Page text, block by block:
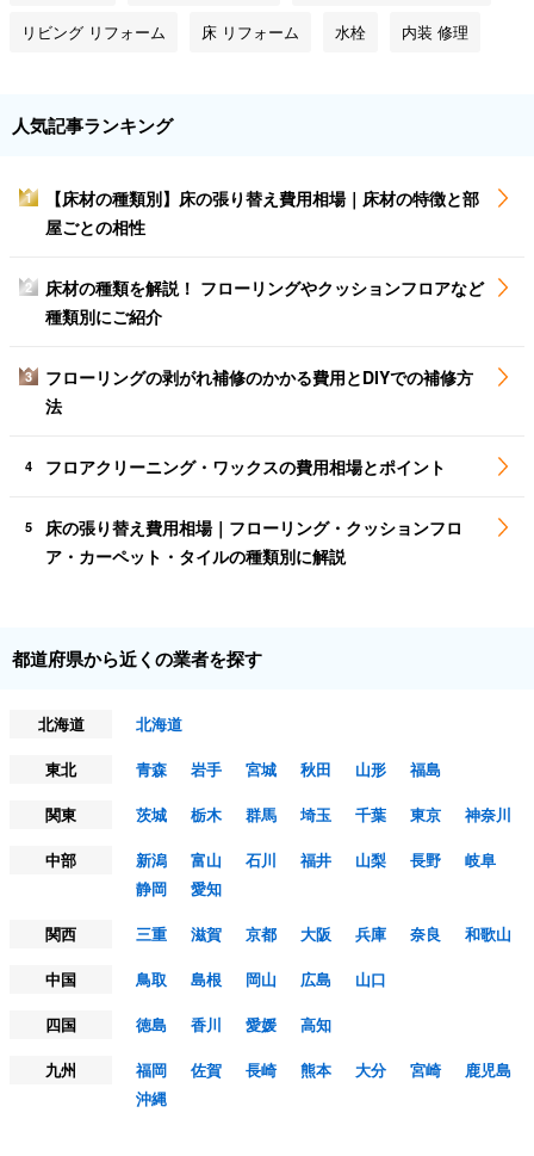
リビング リフォーム 床 リフォーム 水栓 内装 修理
人気記事ランキング
1
【床材の種類別】床の張り替え費用相場｜床材の特徴と部
屋ごとの相性
2
床材の種類を解説！ フローリングやクッションフロアなど
種類別にご紹介
3
フローリングの剥がれ補修のかかる費用とDIYでの補修方
法
4 フロアクリーニング・ワックスの費用相場とポイント
5
床の張り替え費用相場｜フローリング・クッションフロ
ア・カーペット・タイルの種類別に解説
都道府県から近くの業者を探す
北海道
北海道
東北
青森 岩手 宮城 秋田 山形
福島
関東
茨城 栃木 群馬 埼玉 千葉 東京
神奈川
中部
新潟 富山 石川 福井 山梨 長野
岐阜
静岡
愛知
関西
三重 滋賀 京都 大阪 兵庫 奈良
和歌山
中国
鳥取 島根 岡山 広島
山口
四国
徳島 香川 愛媛
高知
九州
福岡 佐賀 長崎 熊本 大分 宮崎
鹿児島
沖縄